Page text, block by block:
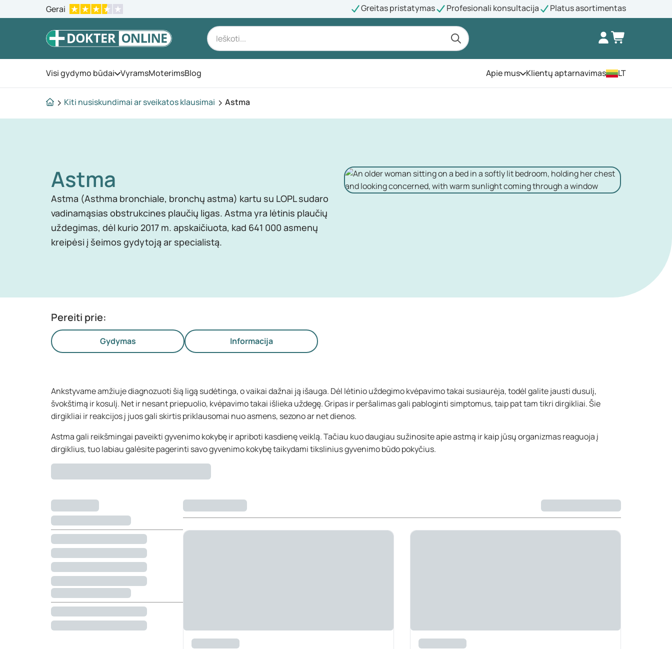
Gerai Greitas pristatymas Profesionali konsultacija Platus asortimentas
Visi gydymo būdai Atidarykite meniu
VyramsMoterimsBlog Apie musAtidarykite meniu
Klientų aptarnavimas LT
Kiti nusiskundimai ar sveikatos klausimai Astma
Astma
Astma (Asthma bronchiale, bronchų astma) kartu su LOPL sudaro
vadinamąsias obstrukcines plaučių ligas. Astma yra lėtinis plaučių
uždegimas, dėl kurio 2017 m. apskaičiuota, kad 641 000 asmenų
kreipėsi į šeimos gydytoją ar specialistą.
Pereiti prie:
Gydymas Informacija
Ankstyvame amžiuje diagnozuoti šią ligą sudėtinga, o vaikai dažnai ją išauga. Dėl lėtinio uždegimo kvėpavimo takai susiaurėja, todėl galite jausti dusulį,
švokštimą ir kosulį. Net ir nesant priepuolio, kvėpavimo takai išlieka uždegę. Gripas ir peršalimas gali pabloginti simptomus, taip pat tam tikri dirgikliai. Šie
dirgikliai ir reakcijos į juos gali skirtis priklausomai nuo asmens, sezono ar net dienos.
Astma gali reikšmingai paveikti gyvenimo kokybę ir apriboti kasdienę veiklą. Tačiau kuo daugiau sužinosite apie astmą ir kaip jūsų organizmas reaguoja į
dirgiklius, tuo labiau galėsite pagerinti savo gyvenimo kokybę taikydami tikslinius gyvenimo būdo pokyčius.